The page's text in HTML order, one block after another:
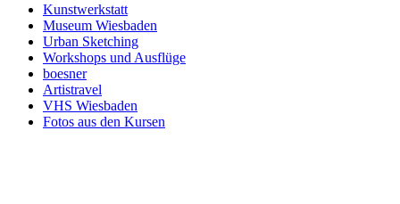
Kunstwerkstatt
Museum Wiesbaden
Urban Sketching
Workshops und Ausflüge
boesner
Artistravel
VHS Wiesbaden
Fotos aus den Kursen